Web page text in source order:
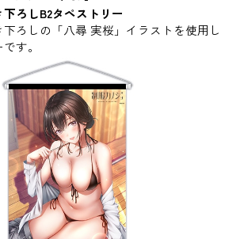
ろしB2タペストリー
ろしの「八尋 実桜」イラストを使用し
す。